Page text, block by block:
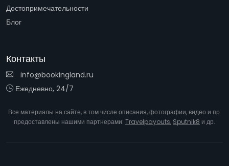
Достопримечательности
Блог
Контакты
info@bookingland.ru
Ежедневно, 24/7
Все материалы на сайте, в том числе описания, фотографии, видео и пр.
предоставлены нашими партнерами: Travelpayouts, Sputnik8 и др.